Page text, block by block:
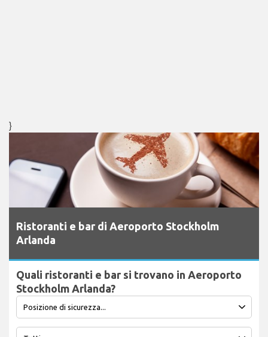
}
Ristoranti e bar di Aeroporto Stockholm
Arlanda
Quali ristoranti e bar si trovano in Aeroporto
Stockholm Arlanda?